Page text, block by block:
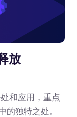
放
和应用，重点
的独特之处。